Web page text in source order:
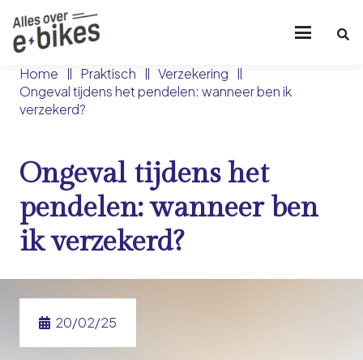
Home Praktisch
Verzekering
Ongeval tijdens het pendelen: wanneer ben ik
verzekerd?
Ongeval tijdens het
pendelen: wanneer ben
ik verzekerd?
20/02/25